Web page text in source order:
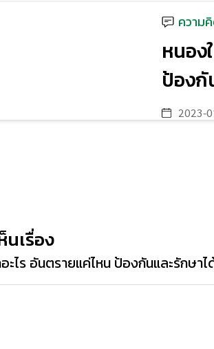
ความ
หนอง
ป้องกั
2023-
เรื่อง
ะไร อันตรายแค่ไหน ป้องกันและรักษา